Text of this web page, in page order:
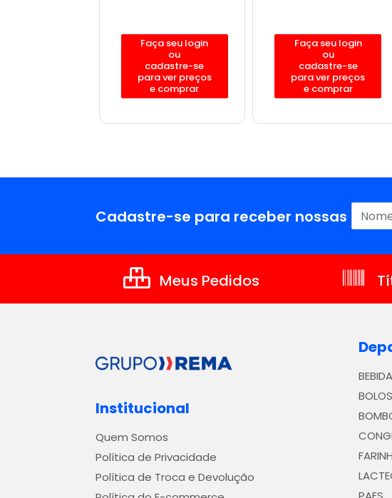
Faça seu login
ou
cadastre-se
para ver preços
e comprar
Faça seu login
ou
cadastre-se
para ver preços
e comprar
Cadastre-se para receber nossas
Meus Pedidos
Institucional
Quem Somos
Política de Privacidade
Política de Troca e Devolução
BOLOS